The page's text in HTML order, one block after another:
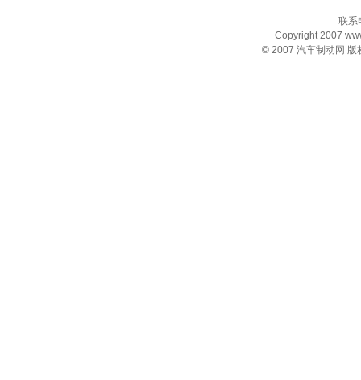
联系
Copyright 2007
© 2007 汽车制动网 版